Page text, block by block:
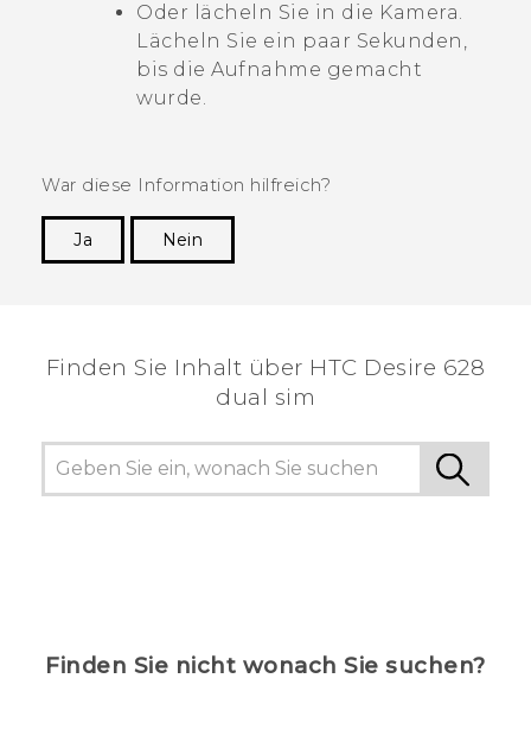
Oder lächeln Sie in die Kamera.
Lächeln Sie ein paar Sekunden,
bis die Aufnahme gemacht
wurde.
War diese Information hilfreich?
Ja
Nein
Finden Sie Inhalt über‎ HTC Desire 628
dual sim
Finden Sie nicht wonach Sie suchen?